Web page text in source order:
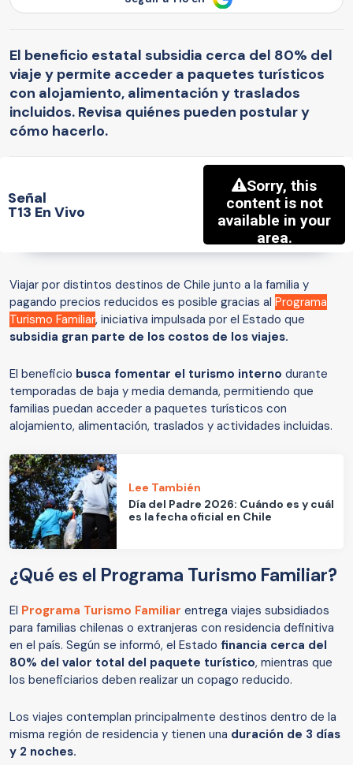
El beneficio estatal subsidia cerca del 80% del
viaje y permite acceder a paquetes turísticos
con alojamiento, alimentación y traslados
incluidos. Revisa quiénes pueden postular y
cómo hacerlo.
Señal
T13 En Vivo
Viajar por distintos destinos de Chile junto a la familia y
pagando precios reducidos es posible gracias al Programa
Turismo Familiar, iniciativa impulsada por el Estado que
subsidia gran parte de los costos de los viajes.
El beneficio busca fomentar el turismo interno durante
temporadas de baja y media demanda, permitiendo que
familias puedan acceder a paquetes turísticos con
alojamiento, alimentación, traslados y actividades incluidas.
Lee También
Día del Padre 2026: Cuándo es y cuál
es la fecha oficial en Chile
¿Qué es el Programa Turismo Familiar?
El Programa Turismo Familiar entrega viajes subsidiados
para familias chilenas o extranjeras con residencia definitiva
en el país. Según se informó, el Estado financia cerca del
80% del valor total del paquete turístico, mientras que
los beneficiarios deben realizar un copago reducido.
Los viajes contemplan principalmente destinos dentro de la
misma región de residencia y tienen una duración de 3 días
y 2 noches.